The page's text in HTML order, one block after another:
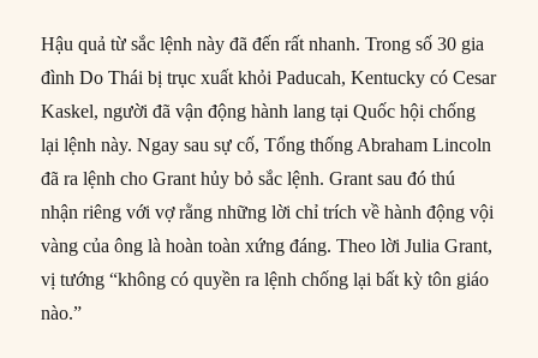
Hậu quả từ sắc lệnh này đã đến rất nhanh. Trong số 30 gia
đình Do Thái bị trục xuất khỏi Paducah, Kentucky có Cesar
Kaskel, người đã vận động hành lang tại Quốc hội chống
lại lệnh này. Ngay sau sự cố, Tổng thống Abraham Lincoln
đã ra lệnh cho Grant hủy bỏ sắc lệnh. Grant sau đó thú
nhận riêng với vợ rằng những lời chỉ trích về hành động vội
vàng của ông là hoàn toàn xứng đáng. Theo lời Julia Grant,
vị tướng “không có quyền ra lệnh chống lại bất kỳ tôn giáo
nào.”